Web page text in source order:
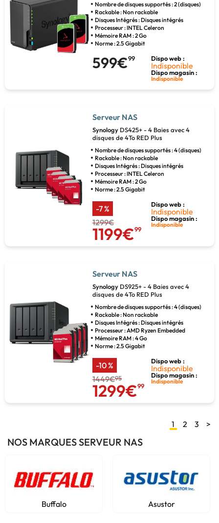
Nombre de disques supportés : 2 (disques)
Rackable : Non rackable
Disques Intégrés : Disques intégrés
Processeur : INTEL Celeron
Mémoire RAM : 2 Go
Norme : 2.5 Gigabit
599€99 Dispo web :
Indisponible
Dispo magasin :
Indisponible
Serveur NAS
Synology DS425+ - 4 Baies avec 4
disques de 4To RED Plus
Nombre de disques supportés : 4 (disques)
Rackable : Non rackable
Disques Intégrés : Disques intégrés
Processeur : INTEL Celeron
Mémoire RAM : 2 Go
Norme : 2.5 Gigabit
-7 %
1299€
1199€99
Dispo web :
Indisponible
Dispo magasin :
Indisponible
Serveur NAS
Synology DS925+ - 4 Baies avec 4
disques de 4To RED Plus
Nombre de disques supportés : 4 (disques)
Rackable : Non rackable
Disques Intégrés : Disques intégrés
Processeur : AMD Ryzen Embedded
Mémoire RAM : 4 Go
Norme : 2.5 Gigabit
-10 %
1449€95
1299€99
Dispo web :
Indisponible
Dispo magasin :
Indisponible
1 2 3 >
NOS MARQUES SERVEUR NAS
Buffalo Asustor